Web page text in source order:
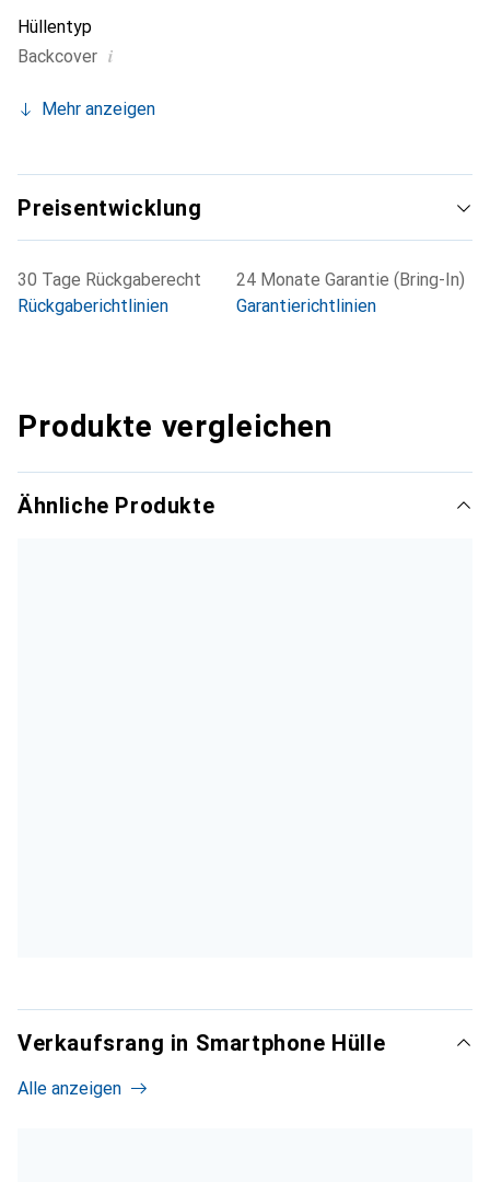
Hüllentyp
Backcover i
Mehr anzeigen
Preisentwicklung
30 Tage Rückgaberecht
Rückgaberichtlinien
24 Monate Garantie (Bring-In)
Garantierichtlinien
Produkte vergleichen
Ähnliche Produkte
Verkaufsrang in Smartphone Hülle
Alle anzeigen